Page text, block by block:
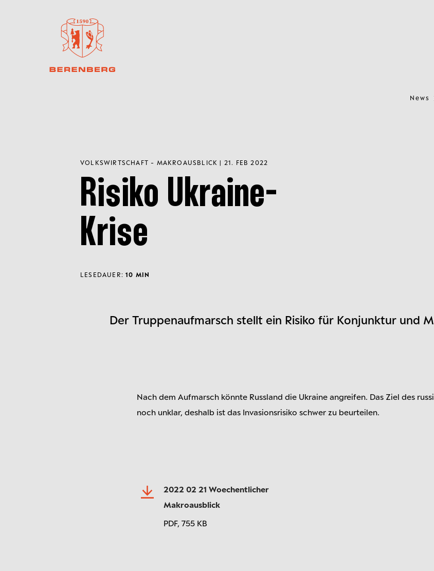
News
Der Truppenaufmarsch stellt ein Risiko für Konjunktur und
VOLKSWIRTSCHAFT - MAKROAUSBLICK | 21. FEB 2022
Risiko Ukraine-
Krise
LESEDAUER:10 MIN
Nach dem Aufmarsch könnte Russland die Ukraine angreifen. Das Ziel des
noch unklar, deshalb ist das Invasionsrisiko schwer zu beurteilen.
2022 02 21 Woechentlicher
Makroausblick
PDF, 755 KB